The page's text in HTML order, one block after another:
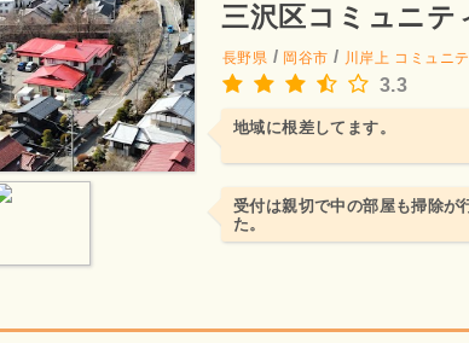
三沢区コミュニテ
長野県 / 岡谷市 / 川岸上 コミュニ
3.3
地域に根差してます。
受付は親切で中の部屋も掃除が
た。